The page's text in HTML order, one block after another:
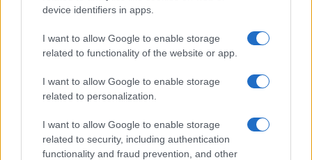
device identifiers in apps.
I want to allow Google to enable storage
related to functionality of the website or app.
I want to allow Google to enable storage
related to personalization.
I want to allow Google to enable storage
related to security, including authentication
functionality and fraud prevention, and other
fine agosto
Aggius conquista la classifica delle mete più